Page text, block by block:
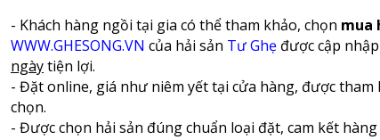
- Khách hàng ngồi tại gia có thể tham khảo, chọn mua
WWW.GHESONG.VN của hải sản Tư Ghẹ được cập
ngàytiện lợi.
- Đặt online, giá như niêm yết tại cửa hàng, được
chọn.
- Được chọn hải sản đúng chuẩn loại đặt, cam kết